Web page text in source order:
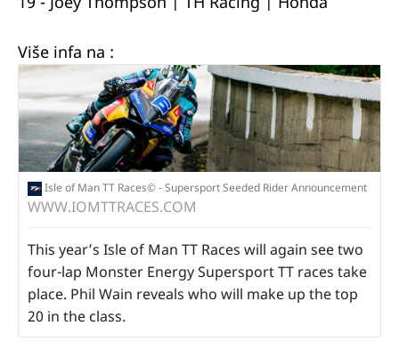
Više infa na :
Isle of Man TT Races© - Supersport Seeded Rider Announcement
WWW.IOMTTRACES.COM
This year’s Isle of Man TT Races will again see two
four-lap Monster Energy Supersport TT races take
place. Phil Wain reveals who will make up the top
20 in the class.